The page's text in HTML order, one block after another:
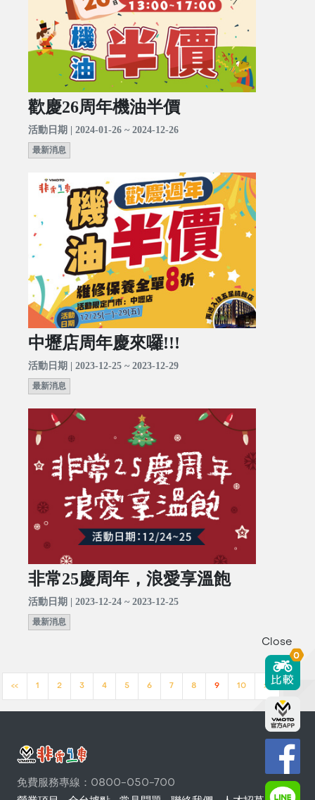
歡慶26周年機油半價
活動日期 | 2024-01-26 ~ 2024-12-26
最新消息
中壢店周年慶來囉!!!
活動日期 | 2023-12-25 ~ 2023-12-29
最新消息
非常25慶周年，浪愛享溫飽
活動日期 | 2023-12-24 ~ 2023-12-25
最新消息
<< 1 2 3 4 5 6 7 8 9 10 >>
免費服務專線：0800-050-700
Close
0